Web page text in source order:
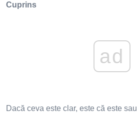
Cuprins
ad
Dacă ceva este clar, este că este